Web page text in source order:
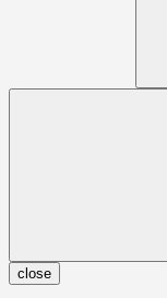
close